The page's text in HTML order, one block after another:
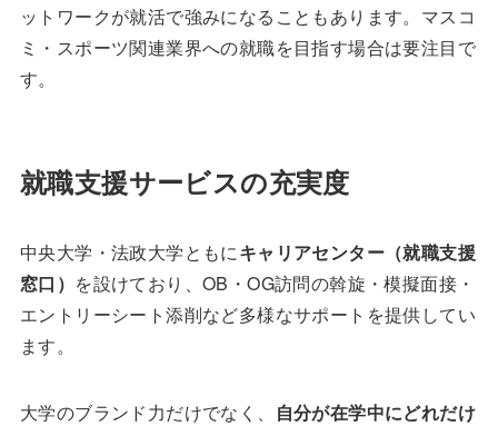
ットワークが就活で強みになることもあります。マスコ
ミ・スポーツ関連業界への就職を目指す場合は要注目で
す。
就職支援サービスの充実度
中央大学・法政大学ともにキャリアセンター（就職支援
窓口） を設けており、OB・OG訪問の斡旋・模擬面接・
エントリーシート添削など多様なサポートを提供してい
ます。
大学のブランド力だけでなく、 自分が在学中にどれだけ